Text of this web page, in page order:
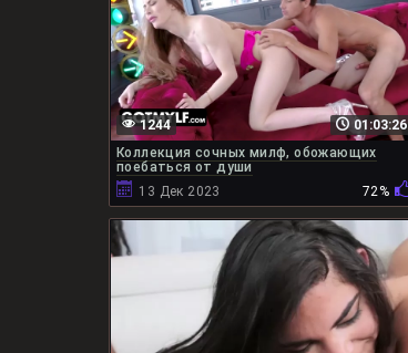
01:03:26
1244
Коллекция сочных милф, обожающих
поебаться от души
13 Дек 2023
72%